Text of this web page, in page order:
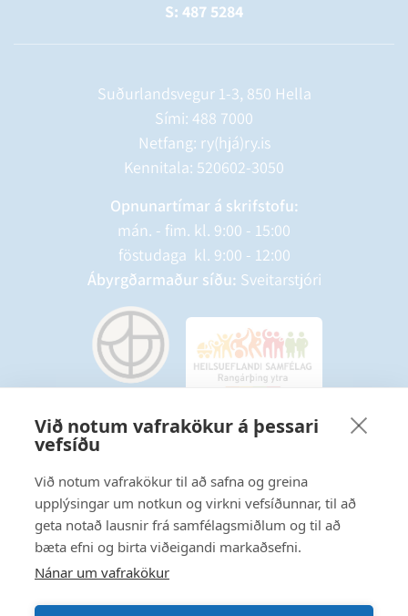
Við notum vafrakökur á þessari
vefsíðu
Við notum vafrakökur til að safna og greina
upplýsingar um notkun og virkni vefsíðunnar, til að
geta notað lausnir frá samfélagsmiðlum og til að
bæta efni og birta viðeigandi markaðsefni.
Nánar um vafrakökur
S: 487 5284
Suðurlandsvegur 1-3, 850 Hella
Sími: 488 7000
Netfang: ry(hjá)ry.is
Kennitala: 520602-3050
Opnunartímar á skrifstofu:
mán. - fim. kl. 9:00 - 15:00
föstudaga kl. 9:00 - 12:00
Ábyrgðarmaður síðu: Sveitarstjóri
Starfsmannavefur
Hafðu samband
Ritstjórnarstefna
Fylgstu með á Facebook